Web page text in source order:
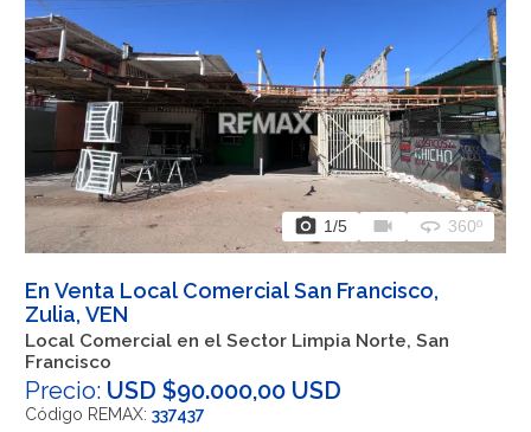
photo_camera 1/5 videocam 360 360º
En Venta Local Comercial San Francisco,
Zulia, VEN
Local Comercial en el Sector Limpia Norte, San
Francisco
Precio: USD $90.000,00 USD
Código REMAX: 337437